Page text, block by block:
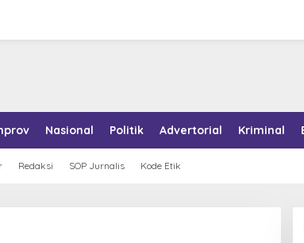
Nasional Politik Advertorial Kriminal
Redaksi SOP Jurnalis Kode Etik